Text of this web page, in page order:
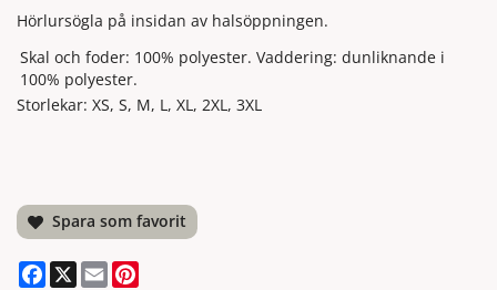
Hörlursögla på insidan av halsöppningen.
Skal och foder: 100% polyester. Vaddering: dunliknande i
100% polyester.
Storlekar: XS, S, M, L, XL, 2XL, 3XL
Spara som favorit
Facebook
X Email